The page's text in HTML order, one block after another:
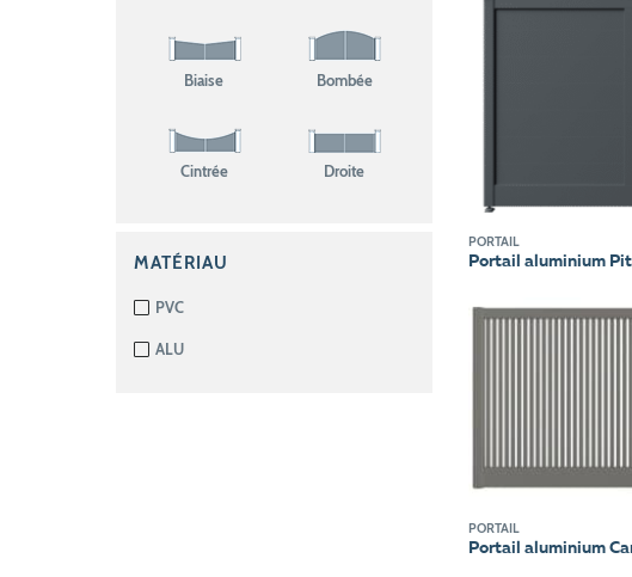
Biaise Bombée
Cintrée Droite
MATÉRIAU
PVC
ALU
PORTAIL
Portail aluminium
PORTAIL
Portail aluminium